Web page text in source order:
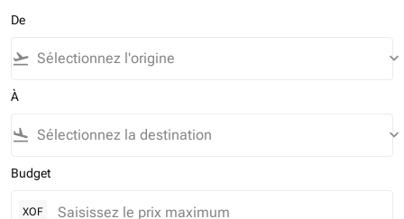
De
flight_takeoff keyboard_arrow_down
À
flight_land keyboard_arrow_down
Budget
XOF